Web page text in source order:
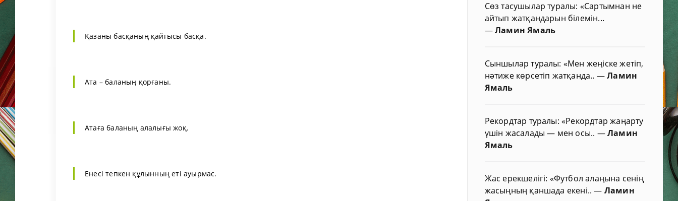
Қазаны басқаның қайғысы басқа.
Ата – баланың қорғаны.
Атаға баланың алалығы жоқ.
Енесі тепкен құлынның еті ауырмас.
Сөз тасушылар туралы: «Сартымнан не
айтып жатқандарын білемін...
—Ламин Ямаль
Сыншылар туралы: «Мен жеңіске жетіп,
нәтиже көрсетіп жатқанда.. —Ламин
Ямаль
Рекордтар туралы: «Рекордтар жаңарту
үшін жасалады — мен осы.. —Ламин
Ямаль
Жас ерекшелігі: «Футбол алаңына сенің
жасыңның қаншада екені..— Ламин